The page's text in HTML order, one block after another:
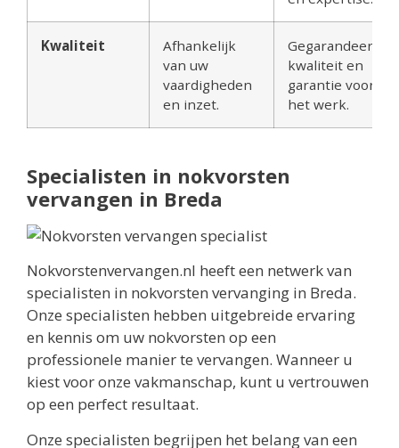
Kwaliteit
Afhankelijk
van uw
vaardigheden
en inzet.
Gegarandeerde
kwaliteit en
garantie voor
het werk.
Specialisten in nokvorsten
vervangen in Breda
Nokvorstenvervangen.nl heeft een netwerk van
specialisten in nokvorsten vervanging in Breda.
Onze specialisten hebben uitgebreide ervaring
en kennis om uw nokvorsten op een
professionele manier te vervangen. Wanneer u
kiest voor onze vakmanschap, kunt u vertrouwen
op een perfect resultaat.
Onze specialisten begrijpen het belang van een